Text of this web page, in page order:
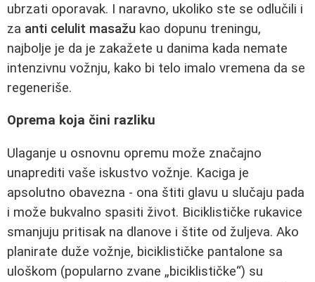
ubrzati oporavak. I naravno, ukoliko ste se odlučili i
za anti celulit masažu kao dopunu treningu,
najbolje je da je zakažete u danima kada nemate
intenzivnu vožnju, kako bi telo imalo vremena da se
regeneriše.
Oprema koja čini razliku
Ulaganje u osnovnu opremu može značajno
unaprediti vaše iskustvo vožnje. Kaciga je
apsolutno obavezna - ona štiti glavu u slučaju pada
i može bukvalno spasiti život. Biciklističke rukavice
smanjuju pritisak na dlanove i štite od žuljeva. Ako
planirate duže vožnje, biciklističke pantalone sa
uloškom (popularno zvane „biciklističke“) su